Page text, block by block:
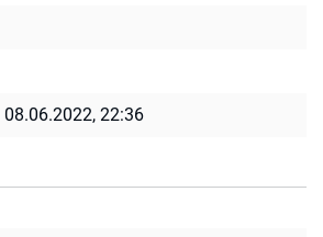
08.06.2022, 22:36